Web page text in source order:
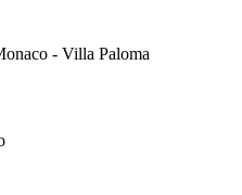
- Villa Paloma